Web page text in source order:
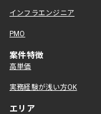
インフラエンジニア
PMO
案件特徴
高単価
実務経験が浅い方OK
エリア